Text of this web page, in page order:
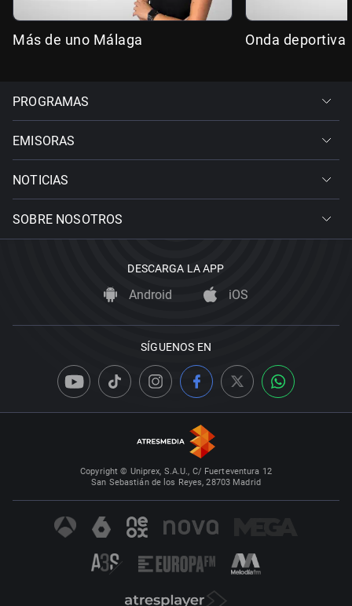
Más de uno Málaga Onda deportiva
PROGRAMAS
EMISORAS
NOTICIAS
SOBRE NOSOTROS
DESCARGA LA APP
Android iOS
SÍGUENOS EN
Copyright © Uniprex, S.A.U., C/ Fuerteventura 12
San Sebastián de los Reyes, 28703 Madrid